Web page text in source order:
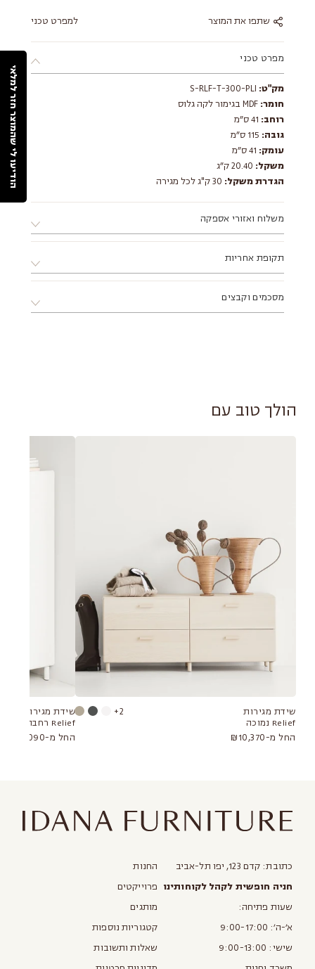
שתפו את המוצר למפרט טכני
מפרט טכני
מק"ט:
חומר:
רוחב:
גובה:
עומק:
משקל:
הגדרת משקל:
משלוח ואזורי אספקה
ב. ניתן לתאם התקנה ע"י מתקין מקצועי מטעם החברה.
ג. מוצר שמגיע באריזה שטוחה דורש הרכבה, ניתן להזמין הרכבה
דרך הסטודיו בתוספת תשלום.
ד. אזורי אספקה:
תקופת אחריות
מסכמים וקבצים
הולך טוב עם
שידת מגירות
Relief נמוכה
2+
החל מ-₪10,370
שידת מגירות
Relief רחבה
החל מ-₪10,090
כתובת: קדם 123, יפו תל-אביב
חניה חופשית לקהל לקוחותינו
שעות פתיחה:
א׳-ה׳: 9:00-17:00
שישי: 9:00-13:00
החנות
פרוייקטים
מותגים
קטגוריות נוספות
שאלות ותשובות
הודיעו לי שהמוצר חזר למלאי